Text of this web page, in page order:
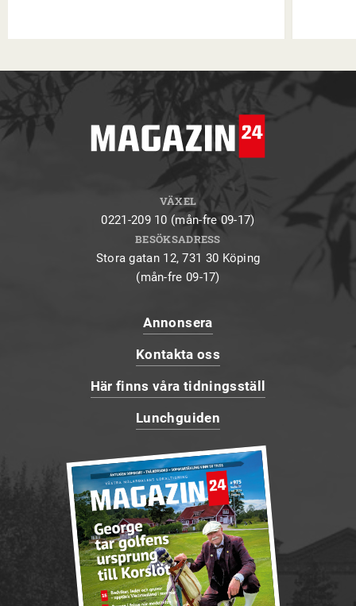
VÄXEL
0221-209 10 (mån-fre 09-17)
BESÖKSADRESS
Stora gatan 12, 731 30 Köping
(mån-fre 09-17)
Annonsera
Kontakta oss
Här finns våra tidningsställ
Lunchguiden